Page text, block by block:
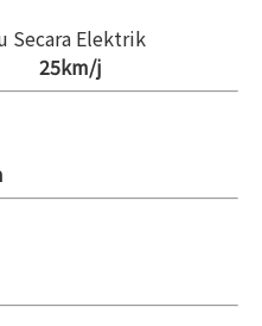
Secara Elektrik
25km/j